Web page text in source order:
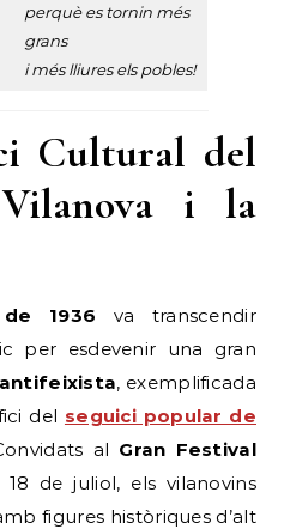
perquè es tornin més
grans
i més lliures els pobles!
Cultural del
i la
1936 va transcendir
per esdevenir una gran
, exemplificada
del seguici popular de
al Gran Festival
de juliol, els vilanovins
figures històriques d’alt